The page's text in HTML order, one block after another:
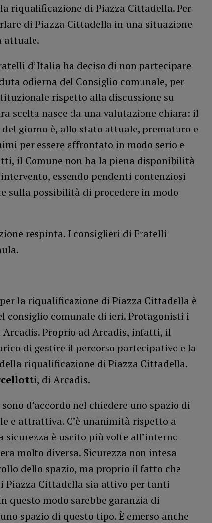
riqualificazione di Piazza Cittadella. Per
di Piazza Cittadella in una situazione
attuale.
d’Italia ha deciso di non partecipare
odierna del Consiglio comunale, per
rispetto alla discussione su
scelta nasce da una valutazione chiara: il
giorno è, allo stato attuale, prematuro e
per essere affrontato in modo serio e
il Comune non ha la piena disponibilità
essendo pendenti contenziosi
sulla possibilità di procedere in modo
respinta. I consiglieri di Fratelli
la riqualificazione di Piazza Cittadella è
consiglio comunale di ieri. Protagonisti i
Proprio ad Arcadis, infatti, il
di gestire il percorso partecipativo e la
riqualificazione di Piazza Cittadella.
, di Arcadis.
d’accordo nel chiedere uno spazio di
e attrattiva. C’è unanimità rispetto a
sicurezza è uscito più volte all’interno
molto diversa. Sicurezza non intesa
dello spazio, ma proprio il fatto che
Piazza Cittadella sia attivo per tanti
questo modo sarebbe garanzia di
spazio di questo tipo. È emerso anche